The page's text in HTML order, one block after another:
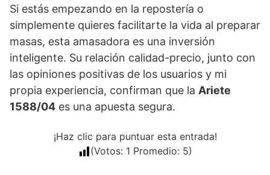
Si estás empezando en la repostería o
simplemente quieres facilitarte la vida al preparar
masas, esta amasadora es una inversión
inteligente. Su relación calidad-precio, junto con
las opiniones positivas de los usuarios y mi
propia experiencia, confirman que la Ariete
1588/04 es una apuesta segura.
¡Haz clic para puntuar esta entrada!
(Votos: 1 Promedio: 5)